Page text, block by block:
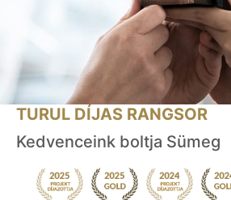
TURUL DÍJAS RANGSOR
Kedvenceink boltja Sümeg